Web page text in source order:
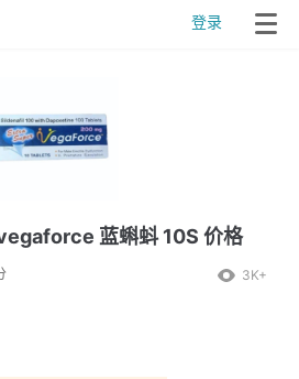
登录
蓝蝌蚪 10S 价格
3K+